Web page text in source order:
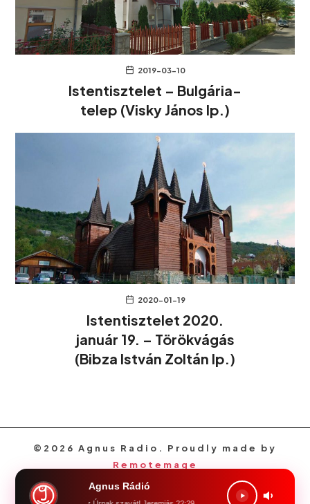
2019-03-10
Istentisztelet – Bulgária-
telep (Visky János lp.)
2020-01-19
Istentisztelet 2020.
január 19. – Törökvágás
(Bibza István Zoltán lp.)
©2026 Agnus Radio. Proudly made by
Remotemage
Agnus Rádió